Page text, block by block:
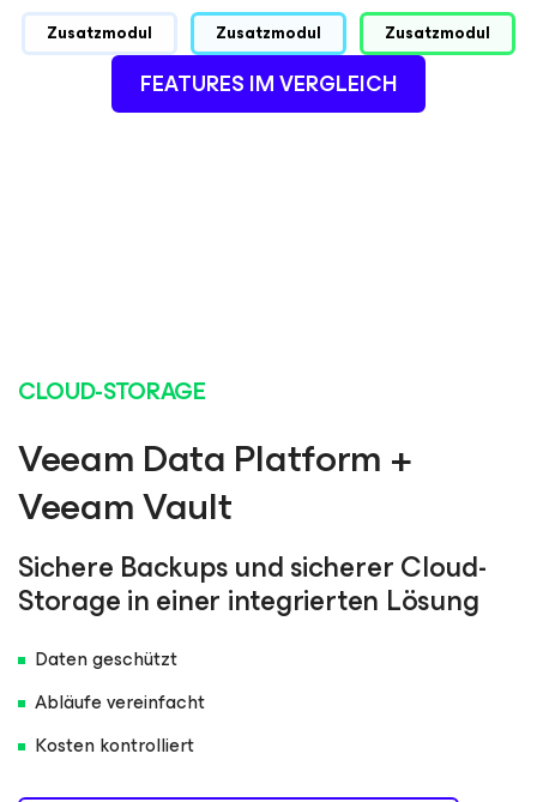
Zusatzmodul
Zusatzmodul Zusatzmodul
FEATURES IM VERGLEICH
CLOUD-STORAGE
Veeam Data Platform +
Veeam Vault
Sichere Backups und sicherer Cloud-
Storage in einer integrierten Lösung
Daten geschützt
Abläufe vereinfacht
Kosten kontrolliert